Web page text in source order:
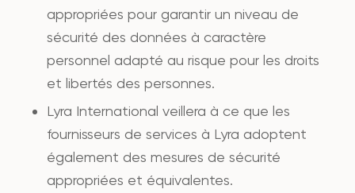
appropriées pour garantir un niveau de
sécurité des données à caractère
personnel adapté au risque pour les droits
et libertés des personnes.
Lyra International veillera à ce que les
fournisseurs de services à Lyra adoptent
également des mesures de sécurité
appropriées et équivalentes.